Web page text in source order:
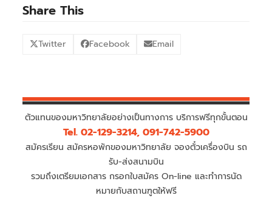
Share This
Twitter Facebook Email
ตัวแทนของมหาวิทยาลัยอย่างเป็นทางการ บริการฟรีทุกขั้นตอน
Tel. 02-129-3214, 091-742-5900
สมัครเรียน สมัครหอพักของมหาวิทยาลัย จองตั๋วเครื่องบิน รถ
รับ-ส่งสนามบิน
รวมถึงเตรียมเอกสาร กรอกใบสมัคร On-line และทำการนัด
หมายกับสถานฑูตให้ฟรี